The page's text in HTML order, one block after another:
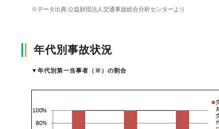
傷害保険
規範、方針、指針・基準、ガイドライン等
お客様の声を受けた取り組み
「損害保険登録鑑定人」認定試験
統計
お知らせトップ
相談・通報等窓口
※データ出典:公益財団法人交通事故総合分析センターより
年代別事故状況
▼ 年代別第一当事者（※）の割合